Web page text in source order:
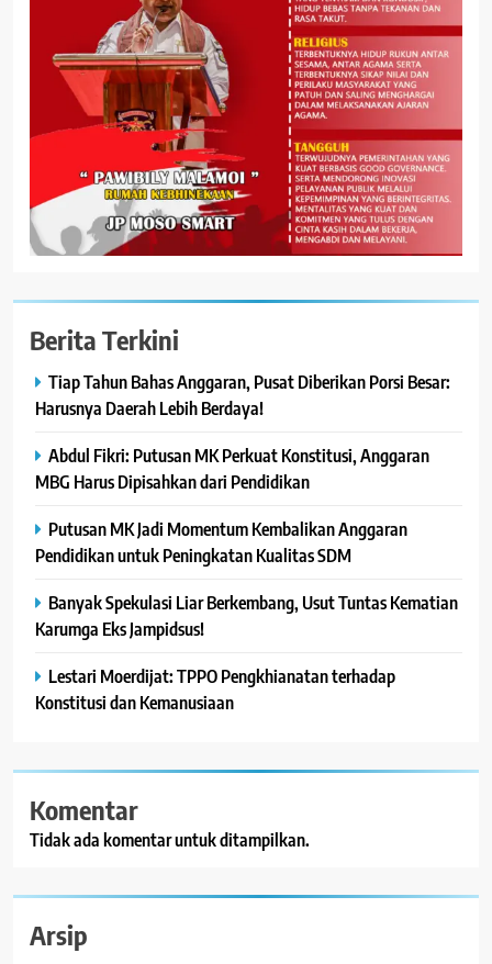
Berita Terkini
Tiap Tahun Bahas Anggaran, Pusat Diberikan Porsi Besar:
Harusnya Daerah Lebih Berdaya!
Abdul Fikri: Putusan MK Perkuat Konstitusi, Anggaran
MBG Harus Dipisahkan dari Pendidikan
Putusan MK Jadi Momentum Kembalikan Anggaran
Pendidikan untuk Peningkatan Kualitas SDM
Banyak Spekulasi Liar Berkembang, Usut Tuntas Kematian
Karumga Eks Jampidsus!
Lestari Moerdijat: TPPO Pengkhianatan terhadap
Konstitusi dan Kemanusiaan
Komentar
Tidak ada komentar untuk ditampilkan.
Arsip